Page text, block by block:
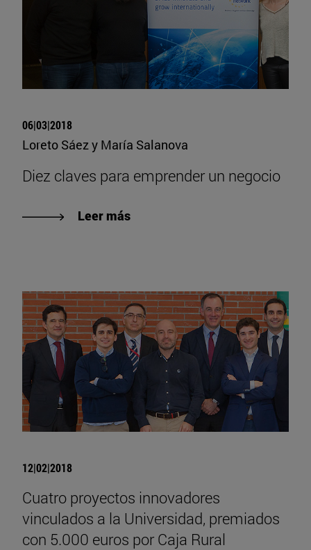
06|03|2018
Loreto Sáez y María Salanova
Diez claves para emprender un negocio
Leer más
12|02|2018
Cuatro proyectos innovadores
vinculados a la Universidad, premiados
con 5.000 euros por Caja Rural